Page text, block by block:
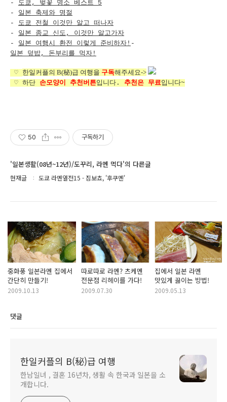
- 도쿄, 벚꽃 명소 베스트 5
- 일본 축제와 명절
- 도쿄 전철 이것만 알고 떠나자
- 일본 종교 신도, 이것만 알고가자
- 일본 여행시 환전 이렇게 준비하자! -
일본 덮밥, 돈부리를 먹자!
♡ 한일커플의 B(秘)급 여행을 구독해주세요->
♡ 하단 손모양이 추천버튼입니다. 추천은 무료입니다~
50 구독하기
'일본생활(08년~12년)/도꾸리, 라멘 먹다'의 다른글
현재글 도쿄 라멘열전15 - 짐보쵸, '후쿠멘'
중화풍 일본라멘 집에서
간단히 만들기!
2009.10.13
따로따로 라멘? 츠케멘
전문점 리헤이를 가다!
2009.07.30
집에서 일본 라멘
맛있게 끓이는 방법!
2009.05.13
댓글
한일커플의 B(秘)급 여행
한남일녀 , 결혼 16년차, 생활 속 한국과 일본을 소
개합니다.